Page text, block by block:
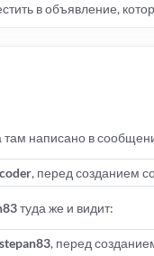
в объявление,
там написано в
coder, перед созданием
туда же и видит:
stepan83, перед